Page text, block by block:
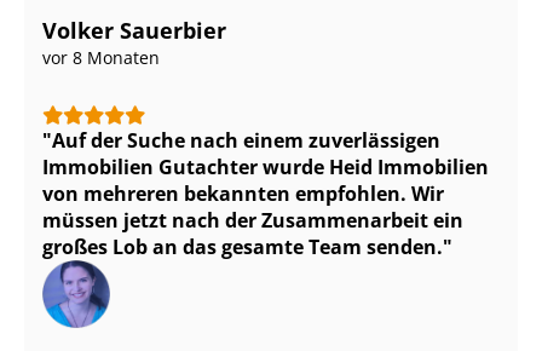
Volker Sauerbier
vor 8 Monaten
Auf der Suche nach einem zuverlässigen
Immobilien Gutachter wurde Heid Immobilien
von mehreren bekannten empfohlen. Wir
müssen jetzt nach der Zusammenarbeit ein
großes Lob an das gesamte Team senden.